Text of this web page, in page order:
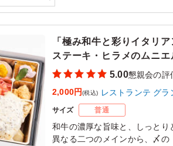
「極み和牛と彩りイタリ
ステーキ・ヒラメのムニエ
5.00懇親会の評
2,000円(税込) レストランテ グラ
サイズ 普通
和牛の濃厚な旨味と、しっと
異なる二つのメインから、〆